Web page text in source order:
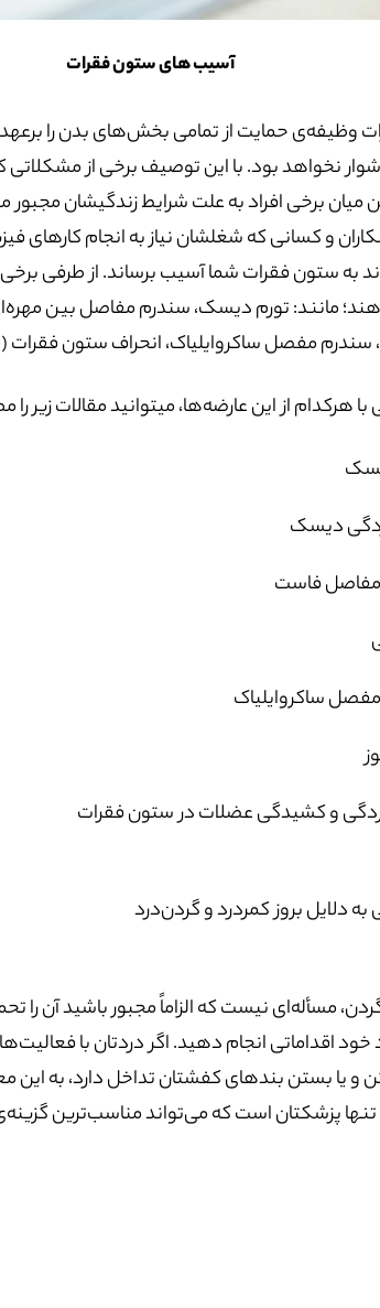
آسیب های ستون فقرات
وظیفه‌ی حمایت از تمامی بخش‌های بدن را برعهده
نخواهد بود. با این توصیف برخی از
میان برخی افراد به علت شرایط زندگیشان
و کسانی که شغلشان نیاز به انجام کارهای
به ستون فقرات شما آسیب برساند. از طرفی
دهند؛ مانند: تورم دیسک، سندرم مفاصل بین
سندرم مفصل ساکروایلیاک، انحراف ستون
با هرکدام از این عارضه‌ها، میتوانید مقالات زیر را
دیسک
فاست
ساکروایلیاک
و کشیدگی عضلات در ستون فقرات
دلایل بروز کمردرد و گردن‌درد
مسأله‌ای نیست که الزاماً مجبور باشید آن را
اقداماتی انجام دهید. اگر دردتان با
یا بستن بندهای کفشتان تداخل دارد، به این
پزشکتان است که می‌تواند مناسب‌ترین